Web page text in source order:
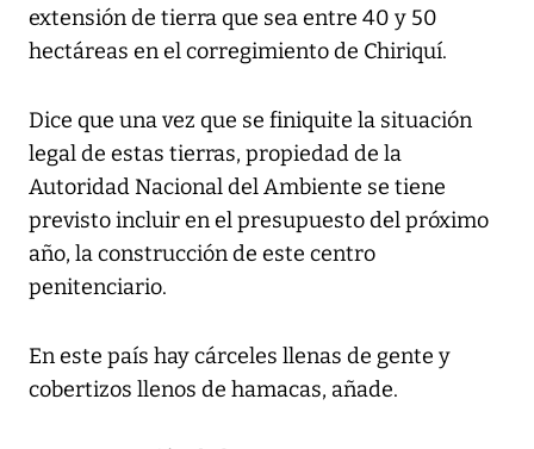
extensión de tierra que sea entre 40 y 50
hectáreas en el corregimiento de Chiriquí.
Dice que una vez que se finiquite la situación
legal de estas tierras, propiedad de la
Autoridad Nacional del Ambiente se tiene
previsto incluir en el presupuesto del próximo
año, la construcción de este centro
penitenciario.
En este país hay cárceles llenas de gente y
cobertizos llenos de hamacas, añade.